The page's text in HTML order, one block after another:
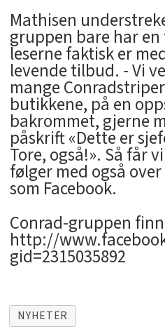
Mathisen
gruppen bare har
leserne faktisk er
levende tilbud. - Vi
mange
butikkene, på en
bakrommet, gjerne
påskrift «Dette er
Tore, også!». Så får
følger med også
som Facebook.
Conrad-gruppen
http://
gid=2315035892
NYHETER